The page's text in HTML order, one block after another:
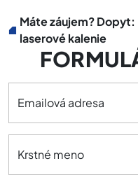
Máte záujem? Dopyt:
laserové kalenie
Emailová adresa
Krstné meno